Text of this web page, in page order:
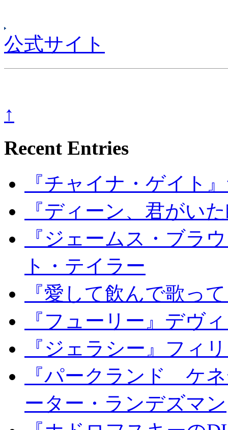
公式サイト
↑
Recent Entries
『チャイナ・ゲイト
『ディーン、君がい
『ジェームス・ブラ
ト・テイラー
『愛して飲んで歌っ
『フューリー』デヴ
『ジェラシー』フィ
『パークランド ケ
ーター・ランデズマン